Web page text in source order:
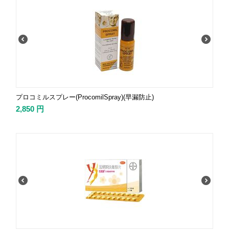
プロコミルスプレー(ProcomilSpray)(早漏防止)
2,850 円